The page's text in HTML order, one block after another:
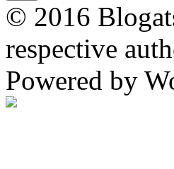
© 2016
respective
Powered by